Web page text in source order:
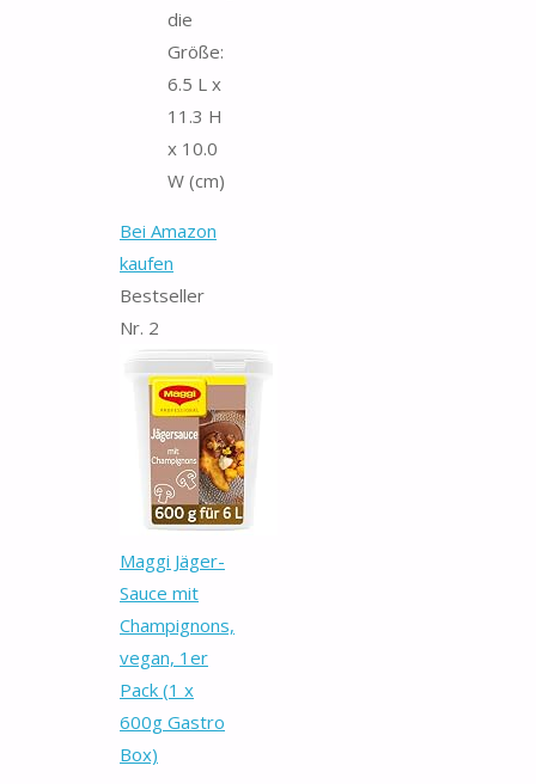
die
Größe:
6.5 L x
11.3 H
x 10.0
W (cm)
Bei Amazon
kaufen
Bestseller
Nr. 2
Maggi Jäger-
Sauce mit
Champignons,
vegan, 1er
Pack (1 x
600g Gastro
Box)